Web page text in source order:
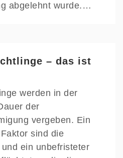
abgelehnt wurde.…
– das ist
werden in der
der
vergeben. Ein
sind die
ein unbefristeter